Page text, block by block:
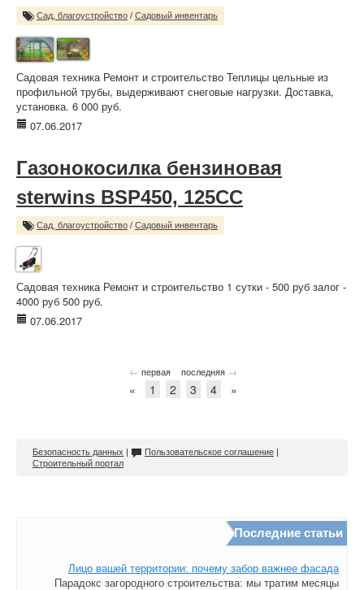
Сад, благоустройство / Садовый инвентарь
Садовая техника Ремонт и строительство Теплицы цельные из
профильной трубы, выдерживают снеговые нагрузки. Доставка,
установка. 6 000 руб.
07.06.2017
Газонокосилка бензиновая
sterwins BSP450, 125CC
Сад, благоустройство / Садовый инвентарь
Садовая техника Ремонт и строительство 1 сутки - 500 руб залог -
4000 руб 500 руб.
07.06.2017
← первая последняя →
« 1 2 3 4 »
Безопасность данных | Пользовательское соглашение |
Строительный портал
Последние статьи
Лицо вашей территории: почему забор важнее фасада
Парадокс загородного строительства: мы тратим месяцы